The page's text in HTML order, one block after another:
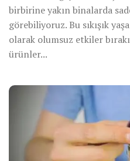
birbirine yakın binalarda
görebiliyoruz. Bu sıkışık
olarak olumsuz etkiler
ürünler...